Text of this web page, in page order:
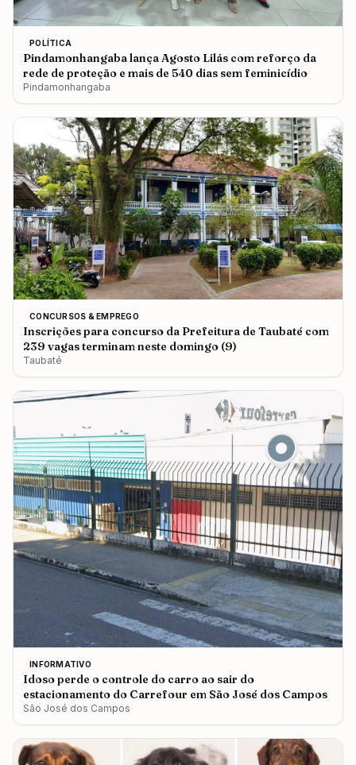
POLÍTICA
Pindamonhangaba lança Agosto Lilás com reforço da
rede de proteção e mais de 540 dias sem feminicídio
Pindamonhangaba
CONCURSOS & EMPREGO
Inscrições para concurso da Prefeitura de Taubaté com
239 vagas terminam neste domingo (9)
Taubaté
INFORMATIVO
Idoso perde o controle do carro ao sair do
estacionamento do Carrefour em São José dos Campos
São José dos Campos